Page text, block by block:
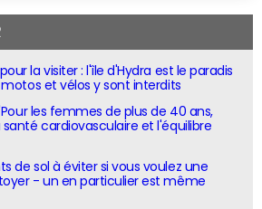
la visiter : l'île d'Hydra est le paradis
et vélos y sont interdits
les femmes de plus de 40 ans,
cardiovasculaire et l'équilibre
de sol à éviter si vous voulez une
- un en particulier est même